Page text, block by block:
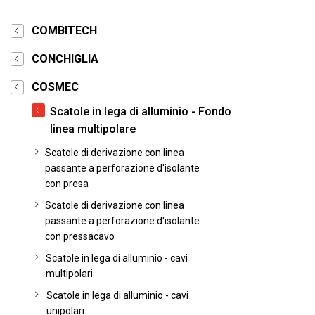
COMBITECH
CONCHIGLIA
COSMEC
Scatole in lega di alluminio - Fondo
linea multipolare
Scatole di derivazione con linea
passante a perforazione d'isolante
con presa
Scatole di derivazione con linea
passante a perforazione d'isolante
con pressacavo
Scatole in lega di alluminio - cavi
multipolari
Scatole in lega di alluminio - cavi
unipolari